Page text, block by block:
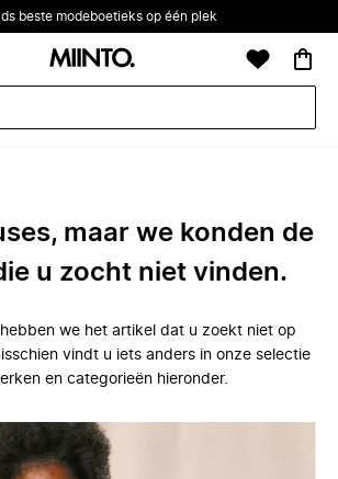
beste modeboetieks op één plek
maar we konden de
u zocht niet vinden.
we het artikel dat u zoekt niet op
vindt u iets anders in onze selectie
en categorieën hieronder.